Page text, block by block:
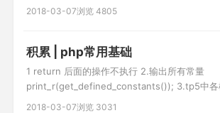
date("Y-m-d
2018-03-07浏览 4805
积累 | php常用基础
1 return 后面的操作不执行 2.输出所有常量
print_r(get_defined_constants()); 3.tp5中各
量不能跨模版使用 4.TP5获取模块名/控制器名/
2018-03-07浏览 3031